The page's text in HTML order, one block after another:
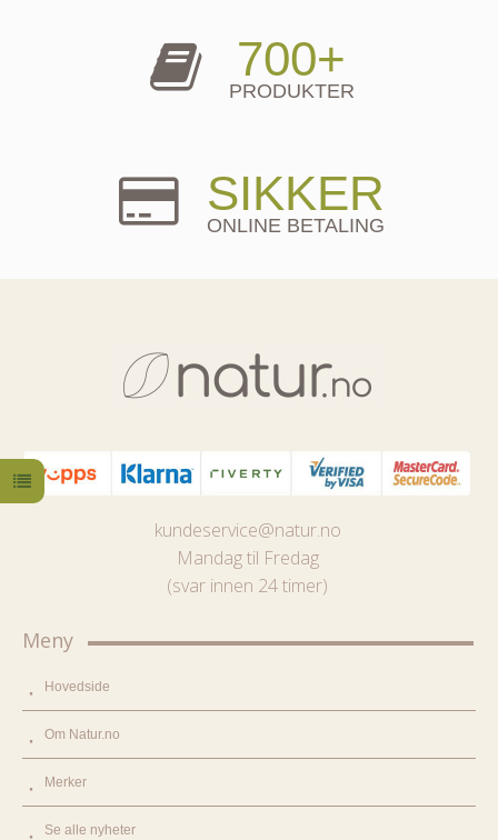
700+
PRODUKTER
SIKKER
ONLINE BETALING
kundeservice@natur.no
Mandag til Fredag
(svar innen 24 timer)
Meny
Hovedside
Om Natur.no
Merker
Se alle nyheter